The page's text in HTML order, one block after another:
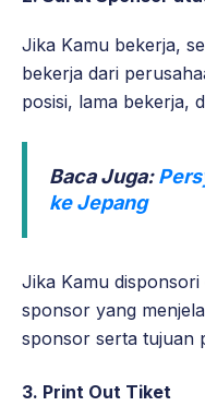
Jika Kamu bekerja,
bekerja dari
posisi, lama bekerja,
Baca Juga:
ke Jepang
Jika Kamu
sponsor yang
sponsor serta tujuan
3. Print Out Tiket